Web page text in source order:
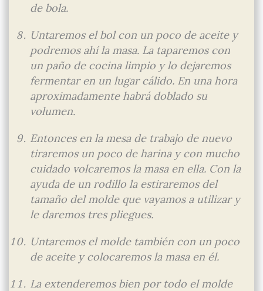
de bola.
Untaremos el bol con un poco de aceite y
podremos ahí la masa. La taparemos con
un paño de cocina limpio y lo dejaremos
fermentar en un lugar cálido. En una hora
aproximadamente habrá doblado su
volumen.
Entonces en la mesa de trabajo de nuevo
tiraremos un poco de harina y con mucho
cuidado volcaremos la masa en ella. Con la
ayuda de un rodillo la estiraremos del
tamaño del molde que vayamos a utilizar y
le daremos tres pliegues.
Untaremos el molde también con un poco
de aceite y colocaremos la masa en él.
La extenderemos bien por todo el molde